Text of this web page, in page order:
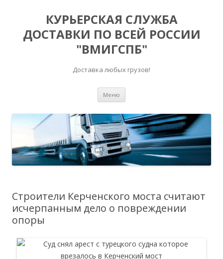
КУРЬЕРСКАЯ СЛУЖБА
ДОСТАВКИ ПО ВСЕЙ РОССИИ
"ВМИГСПБ"
Доставка любых грузов!
Меню
Строители Керченского моста считают
исчерпанным дело о повреждении
опоры